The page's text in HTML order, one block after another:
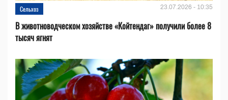
Сельхоз 23.07.2026 - 10:35
В животноводческом хозяйстве «Койтендаг» получили более 8
тысяч ягнят